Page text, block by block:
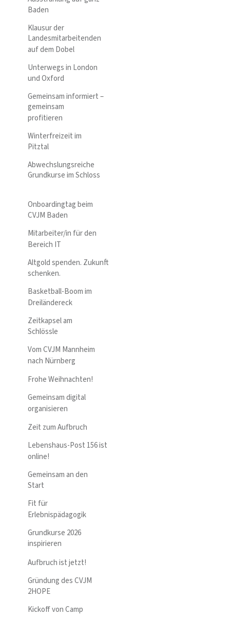
Baden
Klausur der
Landesmitarbeitenden
auf dem Dobel
Unterwegs in London
und Oxford
Gemeinsam informiert –
gemeinsam
profitieren
Winterfreizeit im
Pitztal
Abwechslungsreiche
Grundkurse im Schloss
Onboardingtag beim
CVJM Baden
Mitarbeiter/in für den
Bereich IT
Altgold spenden. Zukunft
schenken.
Basketball-Boom im
Dreiländereck
Zeitkapsel am
Schlössle
Vom CVJM Mannheim
nach Nürnberg
Frohe Weihnachten!
Gemeinsam digital
organisieren
Zeit zum Aufbruch
Lebenshaus-Post 156 ist
online!
Gemeinsam an den
Start
Fit für
Erlebnispädagogik
Grundkurse 2026
inspirieren
Aufbruch ist jetzt!
Gründung des CVJM
2HOPE
Kickoff von Camp